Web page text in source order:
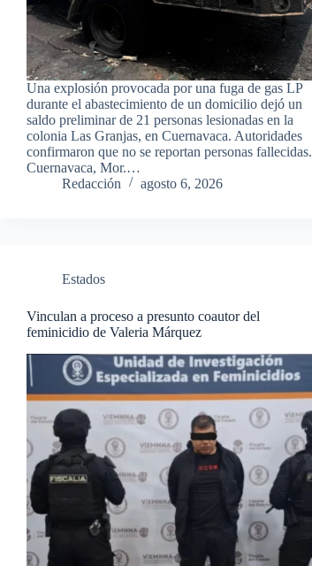
Una explosión provocada por una fuga de gas LP
durante el abastecimiento de un domicilio dejó un
saldo preliminar de 21 personas lesionadas en la
colonia Las Granjas, en Cuernavaca. Autoridades
confirmaron que no se reportan personas fallecidas.
Cuernavaca, Mor.…
Redacción
agosto 6, 2026
Estados
Vinculan a proceso a presunto coautor del
feminicidio de Valeria Márquez